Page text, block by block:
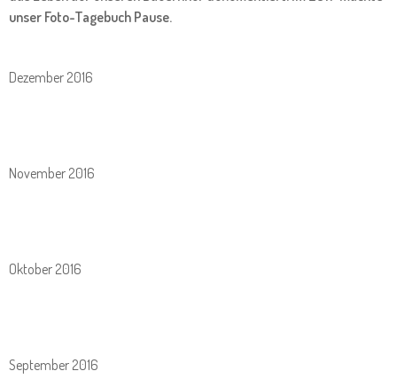
unser Foto-Tagebuch Pause.
Dezember 2016
November 2016
Oktober 2016
September 2016